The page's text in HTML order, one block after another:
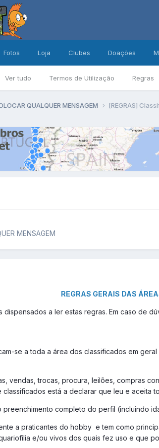
Ver tudo Termos de Utilização Regras
Fotos Loja Clubes Doações
QUALQUER MENSAGEM [REGRAS]
MENSAGEM
REGRAS GERAIS DAS
a ler estas regras. Em caso de
se a toda a área dos classificados em
vendas, trocas, procura, leilões, compras
classificados está a declarar que leu e aceita
preenchimento completo do perfil (incluindo
a praticantes do hobby e tem como
e/ou vivos dos quais fez uso e que